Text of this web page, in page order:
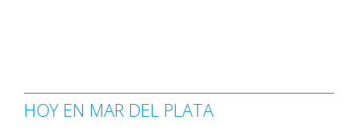
HOY EN MAR DEL PLATA